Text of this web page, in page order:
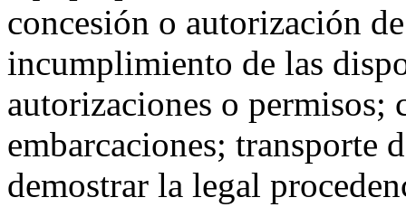
concesión o autorización
incumplimiento de las
autorizaciones o permisos;
embarcaciones; transporte
demostrar la legal